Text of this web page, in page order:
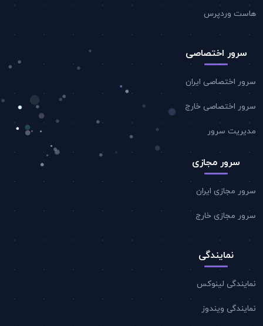
هاست وردپرس
سرور اختصاصی
سرور اختصاصی ایران
سرور اختصاصی خارج
مدیریت سرور
سرور مجازی
سرور مجازی ایران
سرور مجازی خارج
نمایندگی
نمایندگی لینوکس
نمایندگی ویندوز